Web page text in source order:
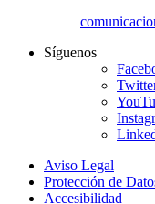
Síguenos
Aviso Legal
Protección de
Accesibilidad